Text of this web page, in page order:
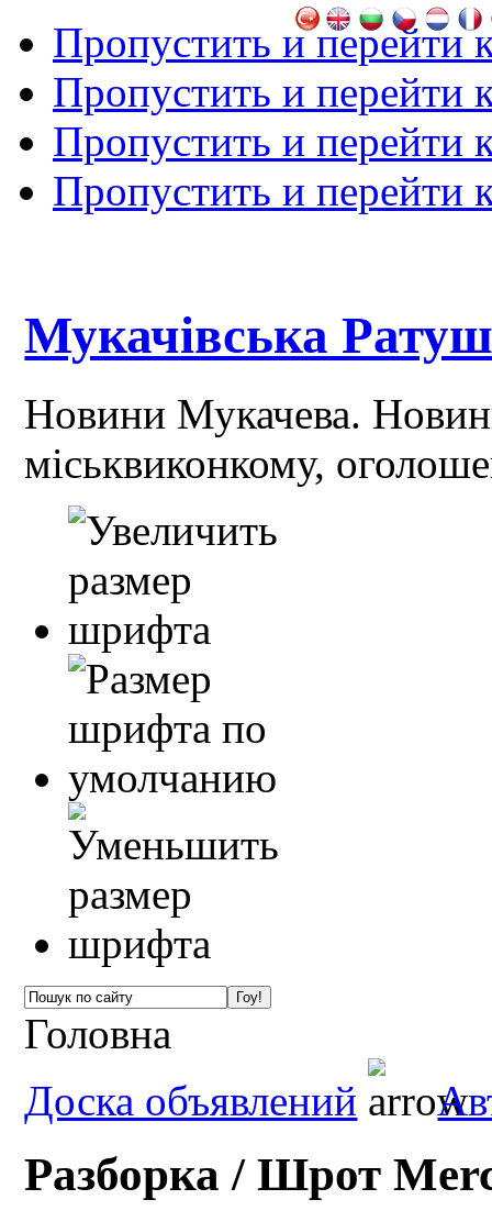
Пропустить и перейти
Пропустить и перейти
Пропустить и перейти
Пропустить и перейти
Мукачівська
Новини Мукачева.
міськвиконкому,
Головна
Доска объявлений
Разборка / Шрот